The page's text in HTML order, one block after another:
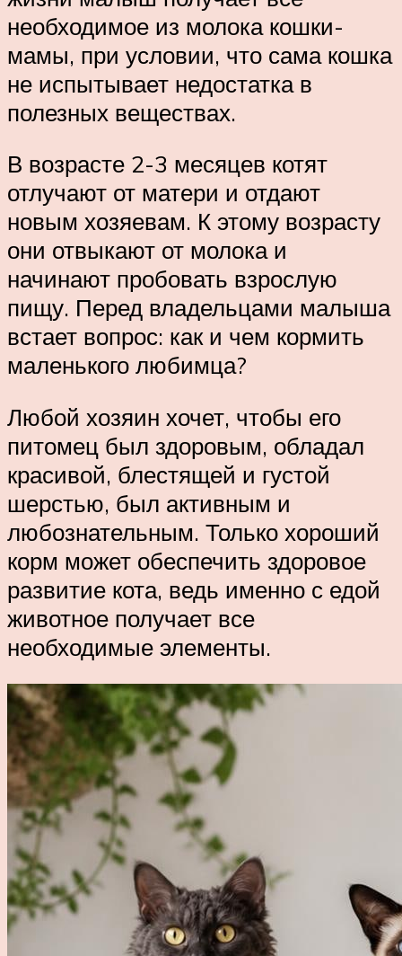
необходимое из молока кошки-
мамы, при условии, что сама кошка
не испытывает недостатка в
полезных веществах.
В возрасте 2-3 месяцев котят
отлучают от матери и отдают
новым хозяевам. К этому возрасту
они отвыкают от молока и
начинают пробовать взрослую
пищу. Перед владельцами малыша
встает вопрос: как и чем кормить
маленького любимца?
Любой хозяин хочет, чтобы его
питомец был здоровым, обладал
красивой, блестящей и густой
шерстью, был активным и
любознательным. Только хороший
корм может обеспечить здоровое
развитие кота, ведь именно с едой
животное получает все
необходимые элементы.